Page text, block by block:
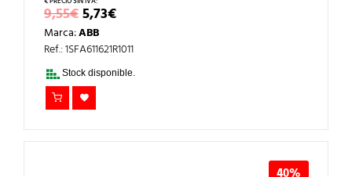
9,55€EL
PRECIO
ORIGINAL
ERA:
9,55€.
5,73€EL
PRECIO
ES:
5,73€.
Marca:ABB
Ref.: 1SFA611621R1011
Stock disponible.